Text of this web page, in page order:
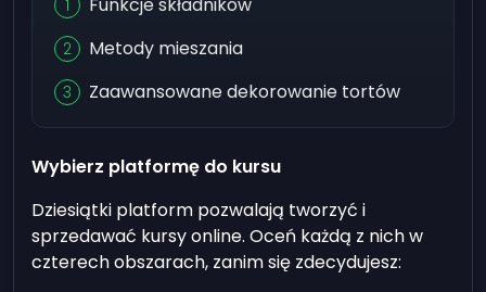
Metody mieszania
Zaawansowane dekorowanie tortów
Wybierz platformę do kursu
Dziesiątki platform pozwalają tworzyć i
sprzedawać kursy online. Oceń każdą z nich w
czterech obszarach, zanim się zdecydujesz: